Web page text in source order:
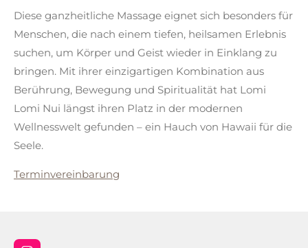
Diese ganzheitliche Massage eignet sich besonders für
Menschen, die nach einem tiefen, heilsamen Erlebnis
suchen, um Körper und Geist wieder in Einklang zu
bringen. Mit ihrer einzigartigen Kombination aus
Berührung, Bewegung und Spiritualität hat Lomi
Lomi Nui längst ihren Platz in der modernen
Wellnesswelt gefunden – ein Hauch von Hawaii für die
Seele.
Terminvereinbarung